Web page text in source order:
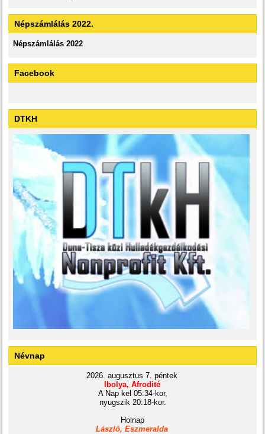
Népszámlálás 2022.
Népszámlálás 2022
Facebook
DTKH
Névnap
2026. augusztus 7. péntek
Ibolya, Afrodité
A Nap kel 05:34-kor,
nyugszik 20:18-kor.
Holnap
László, Eszmeralda